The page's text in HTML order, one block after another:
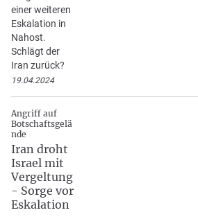
einer weiteren
Eskalation in
Nahost.
Schlägt der
Iran zurück?
19.04.2024
Angriff auf
Botschaftsgelä
nde
Iran droht
Israel mit
Vergeltung
- Sorge vor
Eskalation